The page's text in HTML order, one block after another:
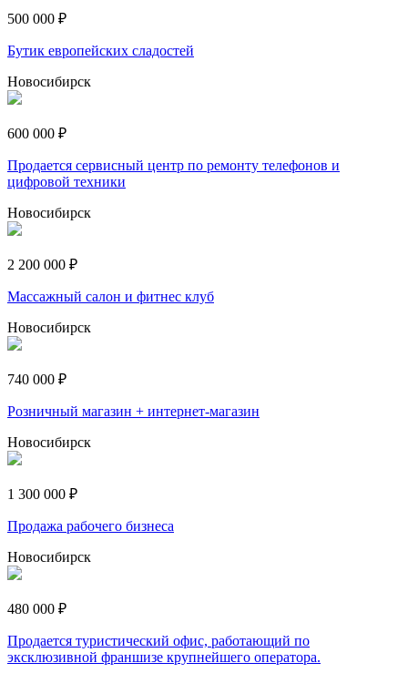
500 000 ₽
Бутик европейских сладостей
Новосибирск
600 000 ₽
Продается сервисный центр по ремонту телефонов и
цифровой техники
Новосибирск
2 200 000 ₽
Массажный салон и фитнес клуб
Новосибирск
740 000 ₽
Розничный магазин + интернет-магазин
Новосибирск
1 300 000 ₽
Продажа рабочего бизнеса
Новосибирск
480 000 ₽
Продается туристический офис, работающий по
эксклюзивной франшизе крупнейшего оператора.